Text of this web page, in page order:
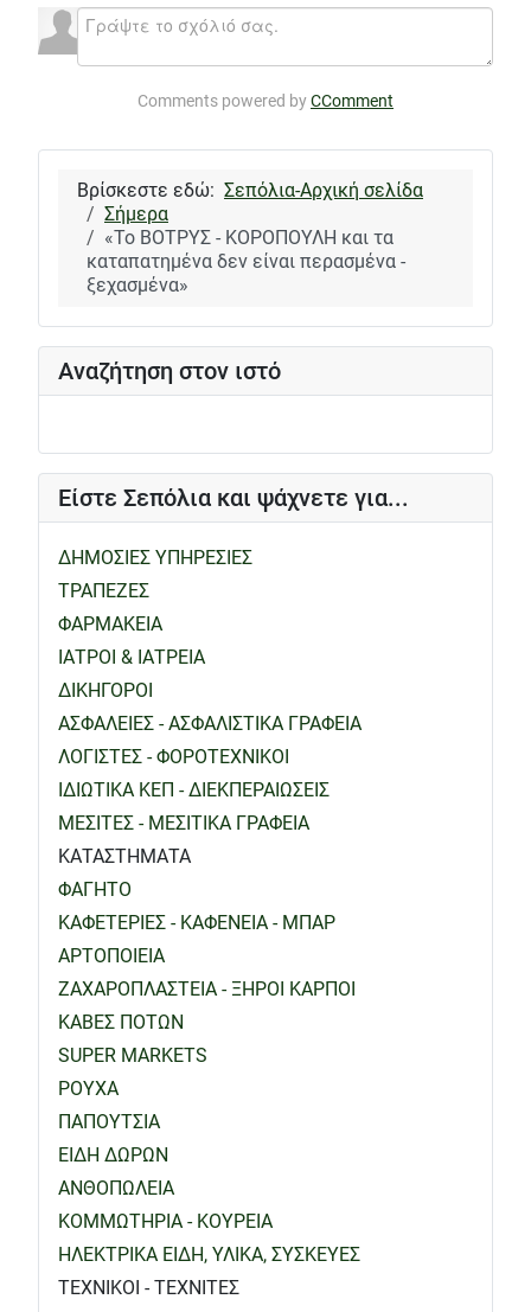
Αναζήτηση στον ιστό
Είστε Σεπόλια και ψάχνετε για...
ΔΗΜΟΣΙΕΣ ΥΠΗΡΕΣΙΕΣ
ΤΡΑΠΕΖΕΣ
ΦΑΡΜΑΚΕΙΑ
ΙΑΤΡΟΙ & ΙΑΤΡΕΙΑ
ΔΙΚΗΓΟΡΟΙ
ΑΣΦΑΛΕΙΕΣ - ΑΣΦΑΛΙΣΤΙΚΑ ΓΡΑΦΕΙΑ
ΛΟΓΙΣΤΕΣ - ΦΟΡΟΤΕΧΝΙΚΟΙ
ΙΔΙΩΤΙΚΑ ΚΕΠ - ΔΙΕΚΠΕΡΑΙΩΣΕΙΣ
ΜΕΣΙΤΕΣ - ΜΕΣΙΤΙΚΑ ΓΡΑΦΕΙΑ
ΚΑΤΑΣΤΗΜΑΤΑ
ΦΑΓΗΤΟ
ΚΑΦΕΤΕΡΙΕΣ - ΚΑΦΕΝΕΙΑ - ΜΠΑΡ
ΑΡΤΟΠΟΙΕΙΑ
ΖΑΧΑΡΟΠΛΑΣΤΕΙΑ - ΞΗΡΟΙ ΚΑΡΠΟΙ
ΚΑΒΕΣ ΠΟΤΩΝ
SUPER MARKETS
ΡΟΥΧΑ
ΠΑΠΟΥΤΣΙΑ
ΕΙΔΗ ΔΩΡΩΝ
ΑΝΘΟΠΩΛΕΙΑ
ΚΟΜΜΩΤΗΡΙΑ - ΚΟΥΡΕΙΑ
ΗΛΕΚΤΡΙΚΑ ΕΙΔΗ, ΥΛΙΚΑ, ΣΥΣΚΕΥΕΣ
ΤΕΧΝΙΚΟΙ - ΤΕΧΝΙΤΕΣ
Comments powered byCComment
Βρίσκεστε εδώ: Σεπόλια-Αρχική σελίδα
Σήμερα
«Το ΒΟΤΡΥΣ - ΚΟΡΟΠΟΥΛΗ και τα
καταπατημένα δεν είναι περασμένα -
ξεχασμένα»